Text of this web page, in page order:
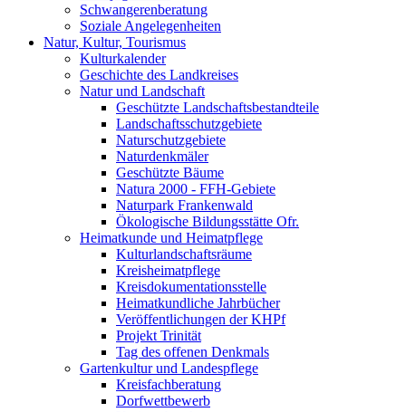
Schwangerenberatung
Soziale Angelegenheiten
Natur, Kultur, Tourismus
Kulturkalender
Geschichte des Landkreises
Natur und Landschaft
Geschützte Landschaftsbestandteile
Landschaftsschutzgebiete
Naturschutzgebiete
Naturdenkmäler
Geschützte Bäume
Natura 2000 - FFH-Gebiete
Naturpark Frankenwald
Ökologische Bildungsstätte Ofr.
Heimatkunde und Heimatpflege
Kulturlandschaftsräume
Kreisheimatpflege
Kreisdokumentationsstelle
Heimatkundliche Jahrbücher
Veröffentlichungen der KHPf
Projekt Trinität
Tag des offenen Denkmals
Gartenkultur und Landespflege
Kreisfachberatung
Dorfwettbewerb